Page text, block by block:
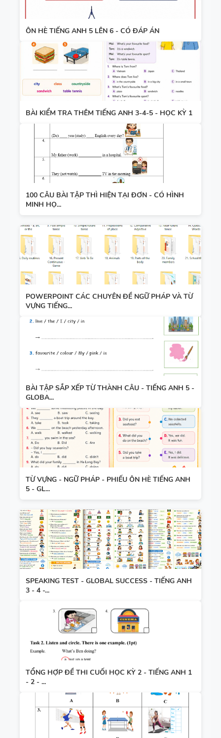
ÔN HÈ TIẾNG ANH 5 LÊN 6 - CÓ ĐÁP ÁN
BÀI KIỂM TRA THÊM TIẾNG ANH 3-4-5 - HỌC KỲ 1
100 CÂU BÀI TẬP THÌ HIỆN TẠI ĐƠN - CÓ HÌNH
MINH HỌ...
POWERPOINT CÁC CHUYÊN ĐỀ NGỮ PHÁP VÀ TỪ
VỰNG TIẾNG...
BÀI TẬP SẮP XẾP TỪ THÀNH CÂU - TIẾNG ANH 5 -
GLOBA...
TỪ VỰNG - NGỮ PHÁP - PHIẾU ÔN HÈ TIẾNG ANH
5 - GL...
SPEAKING TEST - GLOBAL SUCCESS - TIẾNG ANH
3 - 4 -...
TỔNG HỢP ĐỀ THI CUỐI HỌC KỲ 2 - TIẾNG ANH 1
- 2 - ...